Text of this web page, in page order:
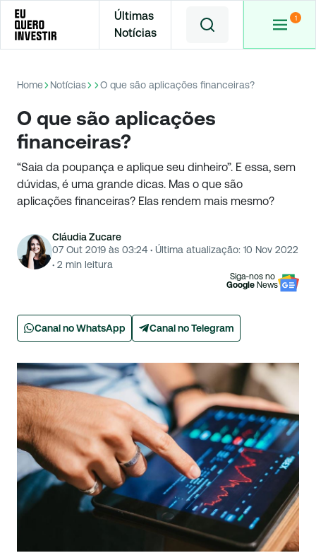
Últimas
Notícias
Home Notícias O que são aplicações financeiras?
O que são aplicações
financeiras?
“Saia da poupança e aplique seu dinheiro”. E essa, sem
dúvidas, é uma grande dicas. Mas o que são
aplicações financeiras? Elas rendem mais mesmo?
Cláudia Zucare
07 Out 2019 às 03:24 · Última atualização: 10 Nov 2022
· 2 min leitura
Siga-nos no
Google News
Canal no WhatsApp Canal no Telegram